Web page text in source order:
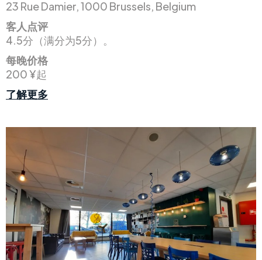
23 Rue Damier, 1000 Brussels, Belgium
客人点评
4.5分（满分为5分）。
每晚价格
200 ¥起
了解更多